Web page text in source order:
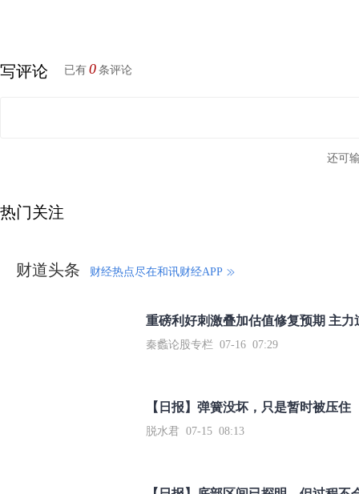
写评论 已有 0 条评论
还可
热门关注
财道头条 财经热点尽在和讯财经APP
秦蠡论股专栏 07-16 07:29
【日报】弹簧没坏，只是暂时被压住
脱水君 07-15 08:13